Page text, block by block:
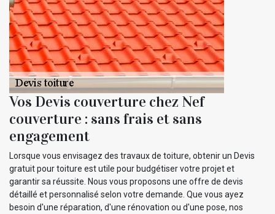
Vos Devis couverture chez Nef
couverture : sans frais et sans
engagement
Lorsque vous envisagez des travaux de toiture, obtenir un Devis
gratuit pour toiture est utile pour budgétiser votre projet et
garantir sa réussite. Nous vous proposons une offre de devis
détaillé et personnalisé selon votre demande. Que vous ayez
besoin d'une réparation, d'une rénovation ou d'une pose, nos